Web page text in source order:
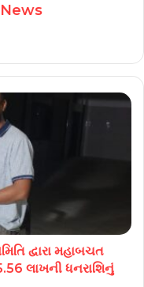
દ્વારા મહાબચત
લાખની ધનરાશિનું